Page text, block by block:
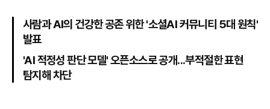
기
사람과 AI의 건강한 공존 위한 '소셜AI 커뮤니티 5대 원칙'
발표
'AI 적정성 판단 모델' 오픈소스로 공개...부적절한 표현
탐지해 차단